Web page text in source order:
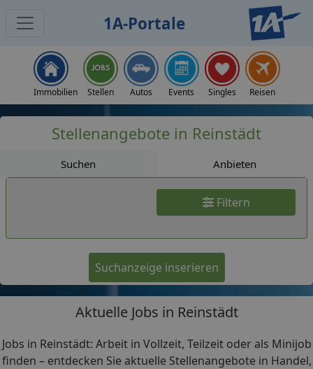
1A-Portale
Immobilien Stellen Autos Events Singles Reisen
Stellenangebote in Reinstädt
Suchen Anbieten
Filtern
Suchanzeige inserieren
Aktuelle Jobs in Reinstädt
Jobs in Reinstädt: Arbeit in Vollzeit, Teilzeit oder als Minijob
finden – entdecken Sie aktuelle Stellenangebote in Handel,